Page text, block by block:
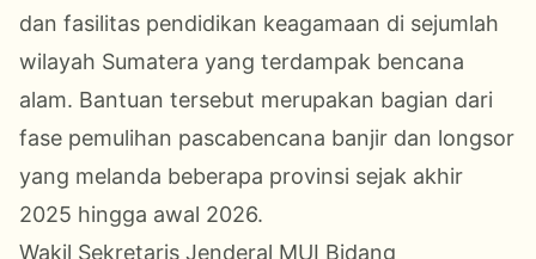
dan fasilitas pendidikan keagamaan di sejumlah
wilayah Sumatera yang terdampak bencana
alam. Bantuan tersebut merupakan bagian dari
fase pemulihan pascabencana banjir dan longsor
yang melanda beberapa provinsi sejak akhir
2025 hingga awal 2026.
Wakil Sekretaris Jenderal MUI Bidang